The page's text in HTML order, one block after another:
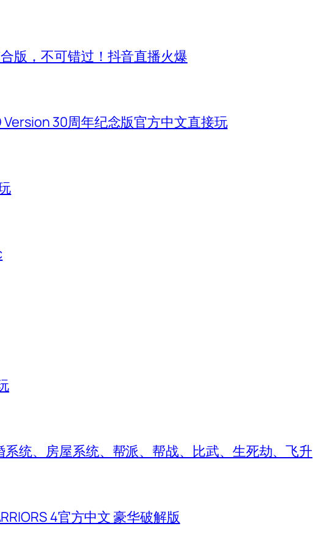
版，不可错过！抖音直播火爆
30周年纪念版官方中文直接玩
统、房屋系统、帮派、帮战、比武、生死劫、飞升
4官方中文 豪华破解版